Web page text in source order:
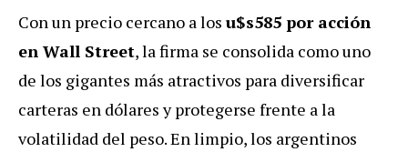
Con un precio cercano a los u$s585 por acción
en Wall Street, la firma se consolida como uno
de los gigantes más atractivos para diversificar
carteras en dólares y protegerse frente a la
volatilidad del peso.En limpio, los argentinos